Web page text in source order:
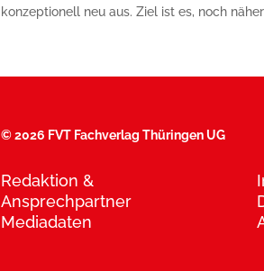
konzeptionell neu aus. Ziel ist es, noch
©2026 FVT Fachverlag Thüringen UG
Redaktion &
Ansprechpartner
Mediadaten